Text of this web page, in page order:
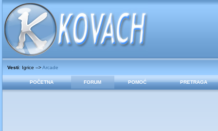
Vesti: Igrice -->Arcade
POČETNA FORUM POMOĆ PRETRAGA